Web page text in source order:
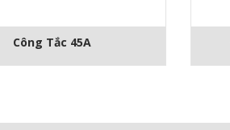
Công Tắc 45A